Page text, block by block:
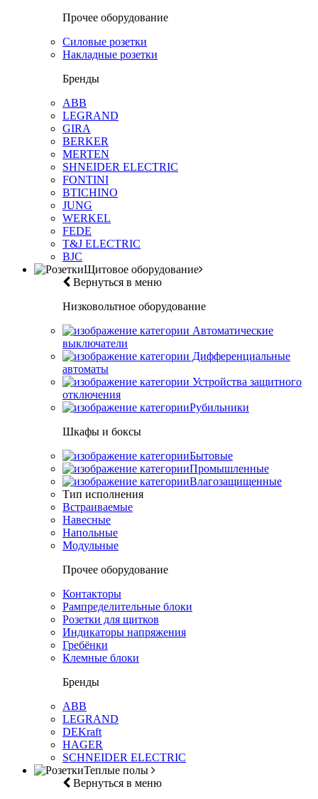
Прочее оборудование
Силовые розетки
Накладные розетки
Бренды
ABB
LEGRAND
GIRA
BERKER
MERTEN
SHNEIDER ELECTRIC
FONTINI
BTICHINO
JUNG
WERKEL
FEDE
T&J ELECTRIC
BJC
Щитовое оборудование
Вернуться в меню
Низковольтное оборудование
Автоматические
выключатели
Дифференциальные
автоматы
Устройства защитного
отключения
Рубильники
Шкафы и боксы
Бытовые
Промышленные
Влагозащищенные
Тип исполнения
Встраиваемые
Навесные
Напольные
Модульные
Прочее оборудование
Контакторы
Рампределительные блоки
Розетки для щитков
Индикаторы напряжения
Гребёнки
Клемные блоки
Бренды
ABB
LEGRAND
DEKraft
HAGER
SCHNEIDER ELECTRIC
Теплые полы
Вернуться в меню